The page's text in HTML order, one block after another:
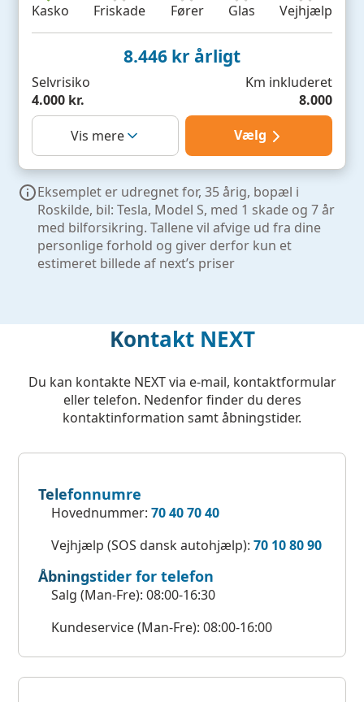
Kasko Friskade Fører Glas Vejhjælp
8.446 kr årligt
Selvrisiko
4.000 kr.
Km inkluderet
8.000
Vis mere
Vælg
Eksemplet er udregnet for, 35 årig, bopæl i
Roskilde, bil: Tesla, Model S, med 1 skade og 7 år
med bilforsikring. Tallene vil afvige ud fra dine
personlige forhold og giver derfor kun et
estimeret billede af next’s priser
Kontakt NEXT
Du kan kontakte NEXT via e-mail, kontaktformular
eller telefon. Nedenfor finder du deres
kontaktinformation samt åbningstider.
Telefonnumre
Hovednummer:70 40 70 40
Vejhjælp (SOS dansk autohjælp):70 10 80 90
Åbningstider for telefon
Salg (Man-Fre): 08:00-16:30
Kundeservice (Man-Fre): 08:00-16:00